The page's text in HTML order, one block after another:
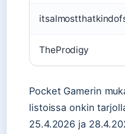
TheProdigy
Pocket Gamerin
listoissa onkin
25.4.2026 ja